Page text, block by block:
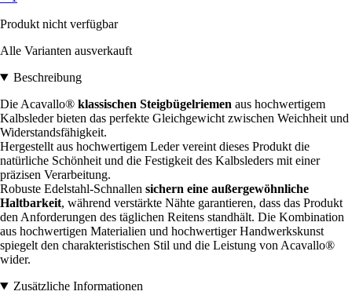
Produkt nicht verfügbar
Alle Varianten ausverkauft
Beschreibung
Die Acavallo® klassischen Steigbügelriemen aus hochwertigem
Kalbsleder bieten das perfekte Gleichgewicht zwischen Weichheit und
Widerstandsfähigkeit.
Hergestellt aus hochwertigem Leder vereint dieses Produkt die
natürliche Schönheit und die Festigkeit des Kalbsleders mit einer
präzisen Verarbeitung.
Robuste Edelstahl-Schnallen sichern eine außergewöhnliche
Haltbarkeit, während verstärkte Nähte garantieren, dass das Produkt
den Anforderungen des täglichen Reitens standhält. Die Kombination
aus hochwertigen Materialien und hochwertiger Handwerkskunst
spiegelt den charakteristischen Stil und die Leistung von Acavallo®
wider.
Zusätzliche Informationen